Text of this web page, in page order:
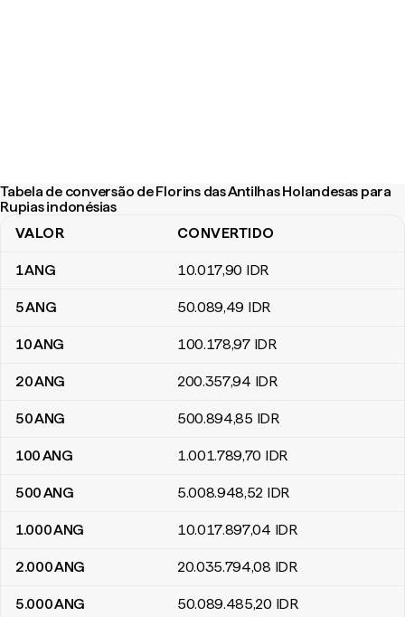
Tabela de conversão de Florins das Antilhas Holandesas para
Rupias indonésias
Tabela de conversão de Florins das Antilhas Holandesas para
VALOR CONVERTIDO
1ANG 10.017,90 IDR
5ANG 50.089,49 IDR
10ANG 100.178,97 IDR
20ANG 200.357,94 IDR
50ANG 500.894,85 IDR
100ANG 1.001.789,70 IDR
500ANG 5.008.948,52 IDR
1.000ANG 10.017.897,04 IDR
2.000ANG 20.035.794,08 IDR
5.000ANG 50.089.485,20 IDR